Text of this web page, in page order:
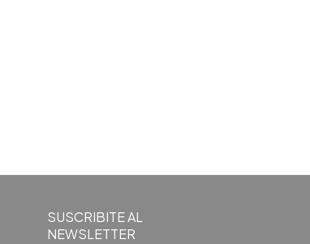
SUSCRIBITE AL
NEWSLETTER